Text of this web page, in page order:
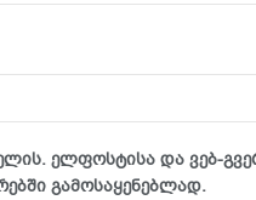
ელფოსტისა და ვებ-
გამოსაყენებლად.